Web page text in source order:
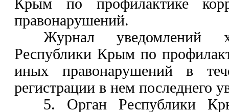
Крым по профилактике
правонарушений.
Журнал уведомлений
Республики Крым по
иных правонарушений в
регистрации в нем последнего
5. Орган Республики